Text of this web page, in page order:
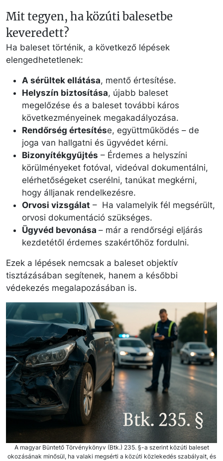
Mit tegyen, ha közúti balesetbe
keveredett?
Ha baleset történik, a következő lépések
elengedhetetlenek:
A sérültek ellátása, mentő értesítése.
Helyszín biztosítása, újabb baleset
megelőzése és a baleset további káros
következményeinek megakadályozása.
Rendőrség értesítése, együttműködés – de
joga van hallgatni és ügyvédet kérni.
Bizonyítékgyűjtés – Érdemes a helyszíni
körülményeket fotóval, videóval dokumentálni,
elérhetőségeket cserélni, tanúkat megkérni,
hogy álljanak rendelkezésre.
Orvosi vizsgálat – Ha valamelyik fél megsérült,
orvosi dokumentáció szükséges.
Ügyvéd bevonása – már a rendőrségi eljárás
kezdetétől érdemes szakértőhöz fordulni.
Ezek a lépések nemcsak a baleset objektív
tisztázásában segítenek, hanem a későbbi
védekezés megalapozásában is.
A magyar Büntető Törvénykönyv (Btk.) 235. §-a szerint közúti baleset
okozásának minősül, ha valaki megsérti a közúti közlekedés szabályait, és